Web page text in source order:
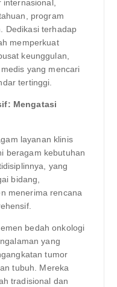
program
Dedikasi terhadap
memperkuat
keunggulan,
yang mencari
tertinggi.
Mengatasi
layanan klinis
beragam kebutuhan
yang
bidang,
menerima rencana
bedah onkologi
yang
tumor
tubuh. Mereka
tradisional dan